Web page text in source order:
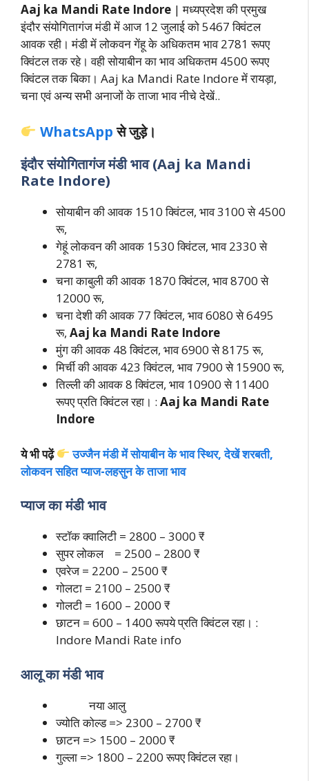
Aaj ka Mandi Rate Indore | मध्यप्रदेश की प्रमुख
इंदौर संयोगितागंज मंडी में आज 12 जुलाई को 5467 क्विंटल
आवक रही। मंडी में लोकवन गेंहू के अधिकतम भाव 2781 रूपए
क्विंटल तक रहे। वही सोयाबीन का भाव अधिकतम 4500 रूपए
क्विंटल तक बिका। Aaj ka Mandi Rate Indore में रायड़ा,
चना एवं अन्य सभी अनाजों के ताजा भाव नीचे देखें..
WhatsAppसे जुड़े।
इंदौर संयोगितागंज मंडी भाव (Aaj ka Mandi
Rate Indore)
सोयाबीन की आवक 1510 क्विंटल, भाव 3100 से 4500
रू,
गेहूं लोकवन की आवक 1530 क्विंटल, भाव 2330 से
2781 रू,
चना काबुली की आवक 1870 क्विंटल, भाव 8700 से
12000 रू,
चना देशी की आवक 77 क्विंटल, भाव 6080 से 6495
रू, Aaj ka Mandi Rate Indore
मुंग की आवक 48 क्विंटल, भाव 6900 से 8175 रू,
मिर्ची की आवक 423 क्विंटल, भाव 7900 से 15900 रू,
तिल्ली की आवक 8 क्विंटल, भाव 10900 से 11400
रूपए प्रति क्विंटल रहा। : Aaj ka Mandi Rate
Indore
ये भी पढ़ें
उज्जैन मंडी में सोयाबीन के भाव स्थिर, देखें शरबती,
लोकवन सहित प्याज-लहसुन के ताजा भाव
प्याज का मंडी भाव
स्टॉक क्वालिटी = 2800 – 3000 ₹
सुपर लोकल = 2500 – 2800 ₹
एवरेज = 2200 – 2500 ₹
गोलटा = 2100 – 2500 ₹
गोलटी = 1600 – 2000 ₹
छाटन = 600 – 1400 रूपये प्रति क्विंटल रहा। :
Indore Mandi Rate info
आलू का मंडी भाव
नया आलु
ज्योति कोल्ड => 2300 – 2700 ₹
छाटन => 1500 – 2000 ₹
गुल्ला => 1800 – 2200 रूपए क्विंटल रहा।